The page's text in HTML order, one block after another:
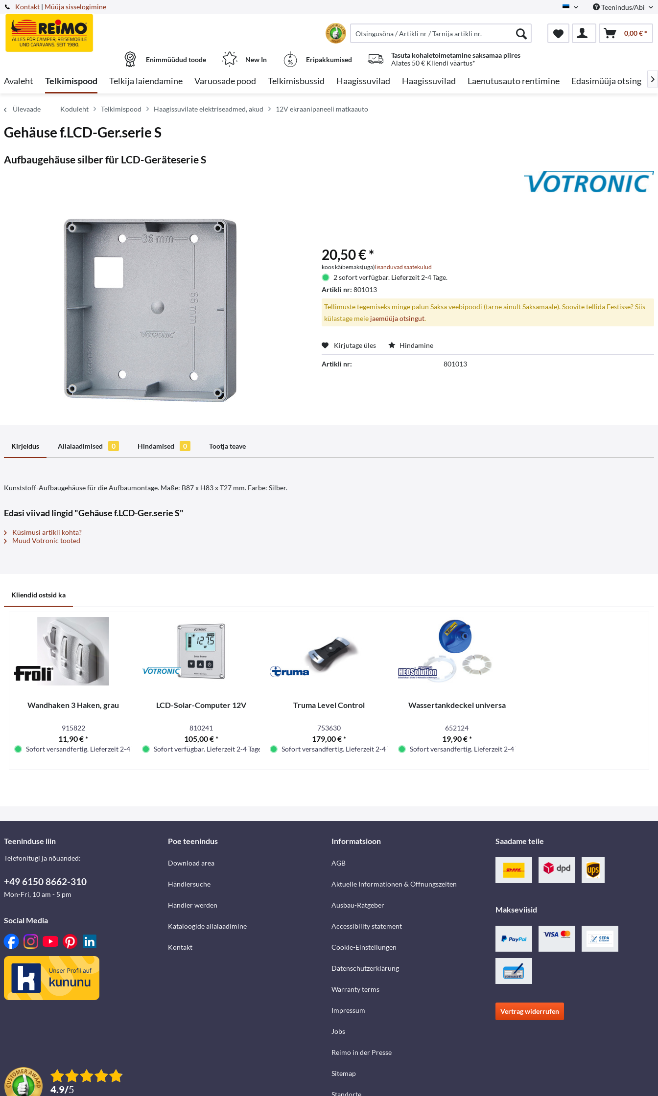
Kontakt Estonian Teenindus/Abi
| Müüja sisselogimine
0,00 € *
Enimmüüdud toode New In Eripakkumised
Tasuta kohaletoimetamine saksamaa piires
Alates 50 € Kliendi väärtus*
Avaleht Telkimispood Telkija laiendamine Varuosade pood Telkimisbussid Haagissuvilad Haagissuvilad Laenutusauto rentimine Edasimüüja otsing 
Ülevaade Koduleht Telkimispood Haagissuvilate elektriseadmed, akud 12V ekraanipaneeli matkaauto
Gehäuse f.LCD-Ger.serie S
Aufbaugehäuse silber für LCD-Geräteserie S
20,50 € *
koos käibemaks(uga)lisanduvad saatekulud
2 sofort verfügbar. Lieferzeit 2-4 Tage.
Artikli nr:801013
Tellimuste tegemiseks minge palun Saksa veebipoodi (tarne ainult Saksamaale). Soovite tellida Eestisse? Siis
külastage meie jaemüüja otsingut.
Kirjutage üles Hindamine
Artikli nr: 801013
Kirjeldus Allalaadimised 0 Hindamised 0 Tootja teave
Kunststoff-Aufbaugehäuse für die Aufbaumontage. Maße: B87 x H83 x T27 mm. Farbe: Silber.
Edasi viivad lingid "Gehäuse f.LCD-Ger.serie S"
Küsimusi artikli kohta?
Muud Votronic tooted
Kliendid ostsid ka
Wandhaken 3 Haken, grau
915822
11,90 € *
Sofort versandfertig. Lieferzeit 2-4 Tage.
LCD-Solar-Computer 12V
810241
105,00 € *
Sofort verfügbar. Lieferzeit 2-4 Tage.
Truma Level Control
753630
179,00 € *
Sofort versandfertig. Lieferzeit 2-4 Tage.
Wassertankdeckel universa
652124
19,90 € *
Sofort versandfertig. Lieferzeit 2-4 Tage.
Teeninduse liin
Telefonitugi ja nõuanded:
+49 6150 8662-310
Mon-Fri, 10 am - 5 pm
Social Media
4.9/5
Poe teenindus
Download area
Händlersuche
Händler werden
Kataloogide allalaadimine
Kontakt
Informatsioon
AGB
Aktuelle Informationen & Öffnungszeiten
Ausbau-Ratgeber
Accessibility statement
Cookie-Einstellungen
Datenschutzerklärung
Warranty terms
Impressum
Jobs
Reimo in der Presse
Sitemap
Standorte
Saadame teile
Makseviisid
Vertrag widerrufen